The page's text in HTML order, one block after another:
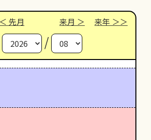
先月 来月 来年
/